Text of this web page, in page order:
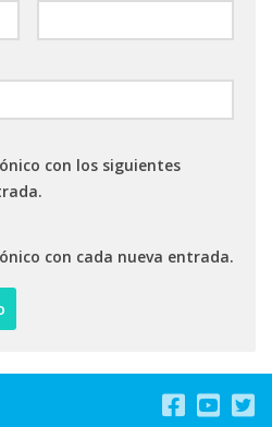
con los siguientes
con cada nueva entrada.